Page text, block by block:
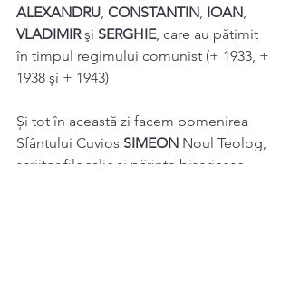
ALEXANDRU CONSTANTIN IOAN
VLADIMIR şi SERGHIE, care au pătimit
în timpul regimului comunist (+ 1933, +
1938 și + 1943)
Și tot în această zi facem pomenirea
Sfântului Cuvios SIMEON Noul Teolog,
scriitor filocalic și părinte bisericesc,